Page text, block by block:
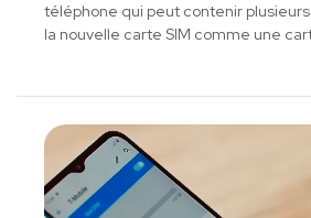
téléphone qui peut contenir
la nouvelle carte SIM comme une